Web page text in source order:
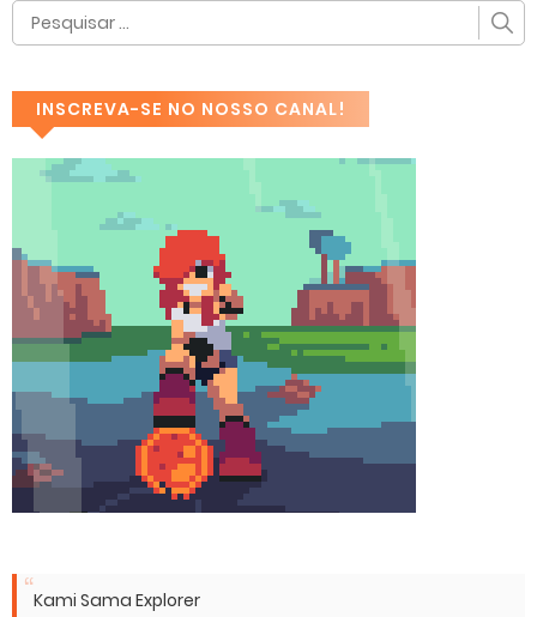
INSCREVA-SE NO NOSSO CANAL!
Kami Sama Explorer